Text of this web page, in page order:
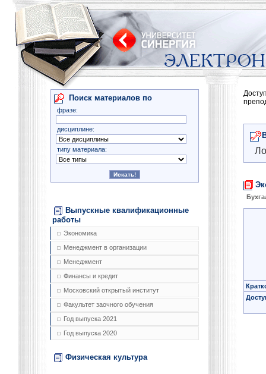
Поиск материалов по
фразе:
дисциплине:
типу материала:
Выпускные квалификационные
работы
Экономика
Менеджмент в организации
Менеджмент
Финансы и кредит
Московский открытый институт
Факультет заочного обучения
Год выпуска 2021
Год выпуска 2020
Физическая культура